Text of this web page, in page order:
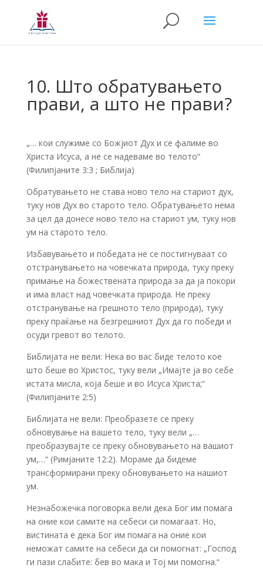
10. Што обратувањето
прави, а што не прави?
„… кои служиме со Божјиот Дух и се фалиме во
Христа Исуса, а не се надеваме во телото“
(Филипјаните 3:3 ; Библија)
Обратувањето не става ново тело на стариот дух,
туку нов Дух во старото тело. Обратувањето нема
за цел да донесе ново тело на стариот ум, туку нов
ум на старото тело.
Избавувањето и победата не се постигнуваат со
отстранувањето на човечката природа, туку преку
примање на божествената природа за да ја покори
и има власт над човечката природа. Не преку
отстранување на грешното тело (природа), туку
преку праќање на безгрешниот Дух да го победи и
осуди гревот во телото.
Библијата не вели: Нека во вас биде телото кое
што беше во Христос, туку вели „Имајте ја во себе
истата мисла, која беше и во Исуса Христа;“
(Филипјаните 2:5)
Библијата не вели: Преобразете се преку
обновување на вашето тело, туку вели „…
преобразувајте се преку обновувањето на вашиот
ум,…“ (Римјаните 12:2). Мораме да бидеме
трансформирани преку обновувањето на нашиот
ум.
Незнабожечка поговорка вели дека Бог им помага
на оние кои самите на себеси си помагаат. Но,
вистината е дека Бог им помага на оние кои
неможат самите на себеси да си помогнат: „Господ
ги пази слабите: бев во мака и Тој ми помогна.“